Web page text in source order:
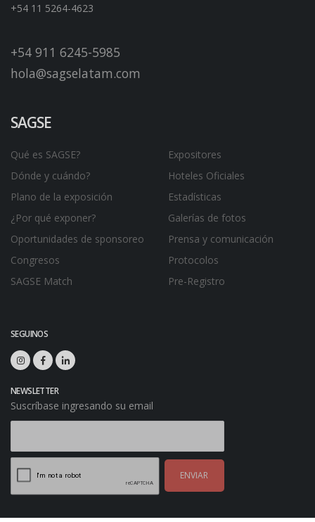
+54 11 5264-4623
+54 911 6245-5985
hola@sagselatam.com
SAGSE
Qué es SAGSE?
Dónde y cuándo?
Plano de la exposición
¿Por qué exponer?
Oportunidades de sponsoreo
Congresos
SAGSE Match
Expositores
Hoteles Oficiales
Estadísticas
Galerías de fotos
Prensa y comunicación
Protocolos
Pre-Registro
SEGUINOS
NEWSLETTER
Suscríbase ingresando su email
ENVIAR